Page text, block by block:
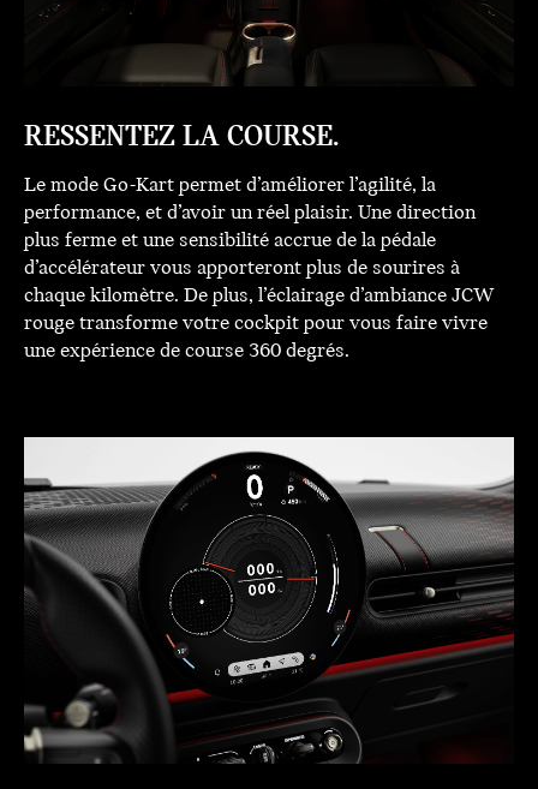
RESSENTEZ LA COURSE.
Le mode Go-Kart permet d’améliorer l’agilité, la
performance, et d’avoir un réel plaisir. Une direction
plus ferme et une sensibilité accrue de la pédale
d’accélérateur vous apporteront plus de sourires à
chaque kilomètre. De plus, l’éclairage d’ambiance JCW
rouge transforme votre cockpit pour vous faire vivre
une expérience de course 360 degrés.